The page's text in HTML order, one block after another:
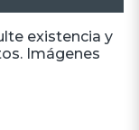
existencia y
Imágenes